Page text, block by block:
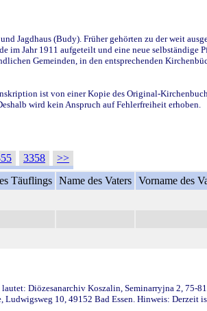
Jagdhaus (Budy). Früher gehörten zu der weit
Jahr 1911 aufgeteilt und eine neue selbständige
Gemeinden, in den entsprechenden
ist von einer Kopie des Original-
wird kein Anspruch auf Fehlerfreiheit erhoben.
3358
>>
Täuflings Name des Vaters Vorname des
Diözesanarchiv Koszalin, Seminarryjna 2, 75-
10, 49152 Bad Essen. Hinweis: Derzeit